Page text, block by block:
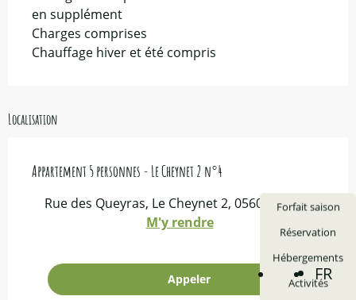
Forfait saison
Réservation
Hébergements
Activités
Voir
Recherche
FR
en supplément
Charges comprises
Chauffage hiver et été compris
Localisation
Appartement 5 personnes - Le Cheynet 2 n°4
Rue des Queyras, Le Cheynet 2, 05600 Ceillac
M'y rendre
Appeler